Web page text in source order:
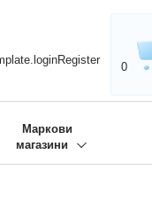
0
Маркови
магазини